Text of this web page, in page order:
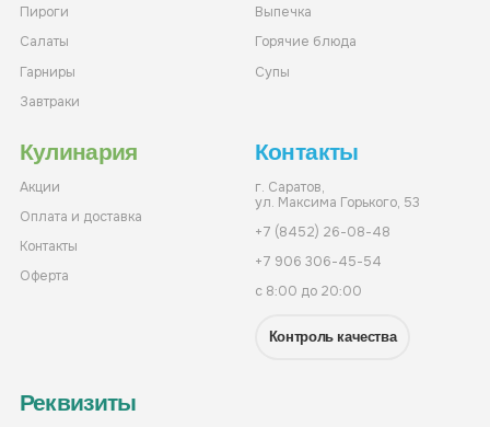
Пироги
Выпечка
Салаты
Горячие блюда
Гарниры
Супы
Завтраки
Кулинария
Акции
Оплата и доставка
Контакты
Оферта
Контакты
г. Саратов,
ул. Максима Горького, 53
+7 (8452) 26-08-48
+7 906 306-45-54
с 8:00 до 20:00
Контроль качества
Реквизиты